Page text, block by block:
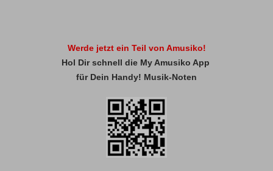
Werde jetzt ein Teil von Amusiko!
Hol Dir schnell die My Amusiko App
für Dein Handy! Musik-Noten